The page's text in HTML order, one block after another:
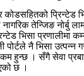
प्रिन्टेड
तेन्जिङ नोर्बु
भिसा प्रणालीमा
पोर्टले नै भिसा उत्पन्न
हुन्छ । सँगै सेवा
छ ।